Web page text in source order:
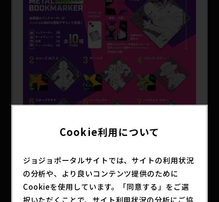
Cookie利用について
ジョジョポータルサイトでは、サイトの利用状況
の分析や、より良いコンテンツ提供のために
Cookieを使用しています。「同意する」をご選
択いただくことで、サイト利用状況の分析にご協